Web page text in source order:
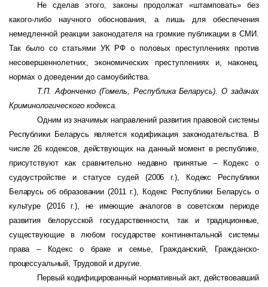
Не сделав этого, законы продолжат «штамповать» без
какого-либо научного обоснования, а лишь для обеспечения
немедленной реакции законодателя на громкие публикации в СМИ.
Так было со статьями УК РФ о половых преступлениях против
несовершеннолетних, экономических преступлениях и, наконец,
нормах о доведении до самоубийства.
Т.П. Афонченко (Гомель, Республика Беларусь).О задачах
Криминологического кодекса.
Одним из значимых направлений развития правовой системы
Республики Беларусь является кодификация законодательства. В
числе 26 кодексов, действующих на данный момент в республике,
присутствуют как сравнительно недавно принятые – Кодекс о
судоустройстве и статусе судей (2006 г.), Кодекс Республики
Беларусь об образовании (2011 г.), Кодекс Республики Беларусь о
культуре (2016 г.), не имеющие аналогов в советском периоде
развития белорусской государственности, так и традиционные,
существующие в любом государстве континентальной системы
права – Кодекс о браке и семье, Гражданский, Гражданско-
процессуальный, Трудовой и другие.
Первый кодифицированный нормативный акт, действовавший